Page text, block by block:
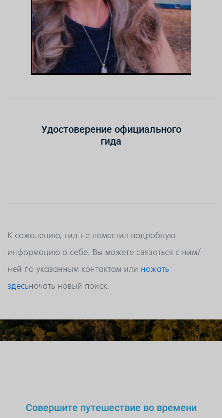
Удостоверение официального
гида
К сожалению, гид не поместил подробную
информацию о себе. Вы можете связаться с ним/
ней по указанным контактам или нажать
здесьначать новый поиск.
Совершите путешествие во времени